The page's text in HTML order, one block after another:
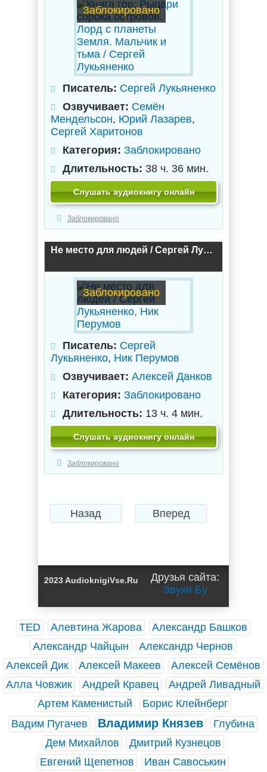
Заблокировано
Писатель: Сергей Лукьяненко
Озвучивает: Семён
Мендельсон, Юрий Лазарев,
Сергей Харитонов
Категория: Заблокировано
Длительность: 38 ч. 36 мин.
Слушать аудиокнигу онлайн
Заблокировано
Не место для людей / Сергей Лукьяненко, Ник Перумов
Заблокировано
Писатель: Сергей
Лукьяненко, Ник Перумов
Озвучивает: Алексей Данков
Категория: Заблокировано
Длительность: 13 ч. 4 мин.
Слушать аудиокнигу онлайн
Заблокировано
Назад Вперед
2023 AudioknigiVse.Ru
Друзья сайта:
Звуки Бу
TED Алевтина Жарова
Александр Башков
Александр Чайцын
Александр Чернов
Алексей Дик
Алексей Макеев
Алексей Семёнов
Алла Човжик
Андрей Кравец
Андрей Ливадный
Артем Каменистый
Борис Клейнберг
Вадим Пугачев
Владимир Князев
Глубина
Дем Михайлов
Дмитрий Кузнецов
Евгений Щепетнов
Иван Савоськин